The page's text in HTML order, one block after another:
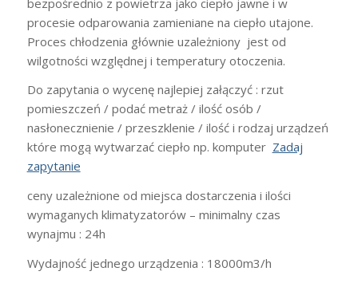
procesie odparowania zamieniane na ciepło utajone.
Proces chłodzenia głównie uzależniony jest od
wilgotności względnej i temperatury otoczenia.
Do zapytania o wycenę najlepiej załączyć : rzut
pomieszczeń / podać metraż / ilość osób /
nasłonecznienie / przeszklenie / ilość i rodzaj urządzeń
które mogą wytwarzać ciepło np. komputer Zadaj
zapytanie
ceny uzależnione od miejsca dostarczenia i ilości
wymaganych klimatyzatorów – minimalny czas
wynajmu : 24h
Wydajność jednego urządzenia : 18000m3/h